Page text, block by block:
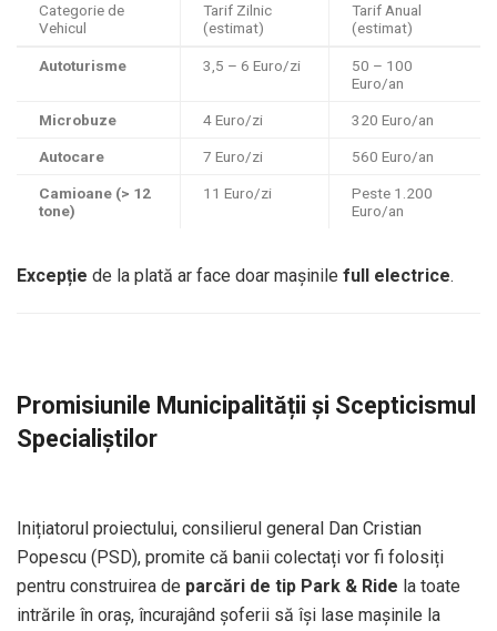
Categorie de
Vehicul
Tarif Zilnic
(estimat)
Tarif Anual
(estimat)
Autoturisme 3,5 – 6 Euro/zi
50 – 100
Euro/an
Microbuze 4 Euro/zi 320 Euro/an
Autocare 7 Euro/zi 560 Euro/an
Camioane (> 12
tone)
11 Euro/zi
Peste 1.200
Euro/an
Excepție de la plată ar face doar mașinile full electrice.
Promisiunile Municipalității și Scepticismul
Specialiștilor
Inițiatorul proiectului, consilierul general Dan Cristian
Popescu (PSD), promite că banii colectați vor fi folosiți
pentru construirea de parcări de tip Park & Ride la toate
intrările în oraș, încurajând șoferii să își lase mașinile la